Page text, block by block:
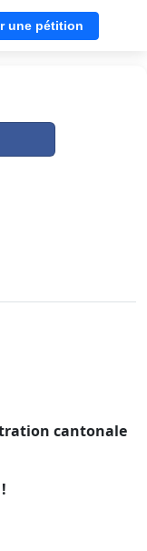
une pétition
cantonale